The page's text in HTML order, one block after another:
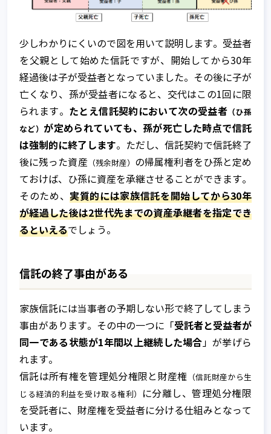
家族信託以外の財産管理・資産承継手
不動産承継対策として有効な家族信託
家族信託のメリットとデメリット
家族信託 開始時の課税関係
家族信託 契約中の課税関係
家族信託 終了時の課税関係
家族信託を始めるには
家族信託の相談窓口とは
ご相談～信託契約締結までの流れ
サービスのご利用に関する費用につい
Q&A
相談窓口全国TOP
少しわかりにくいので図を用いて説明します。受益者
を父親として始めた信託ですが、開始してから30年
経過後は子が受益者となっていました。その後に子が
亡くなり、孫が受益者になると、交代はこの1回に限
られます。 たとえ信託契約において次の受益者 （ひ孫
など） が定められていても、孫が死亡した時点で信託
は強制的に終了します。ただし、信託契約で信託終了
後に残った資産（残余財産） の帰属権利者をひ孫と定め
ておけば、ひ孫に資産を承継させることができます。
そのため、実質的には家族信託を開始してから30年
が経過した後は2世代先までの資産承継者を指定でき
るといえるでしょう。
信託の終了事由がある
家族信託には当事者の予期しない形で終了してしまう
事由があります。その中の一つに「受託者と受益者が
同一である状態が1年間以上継続した場合 」が挙げら
れます。
信託は所有権を管理処分権限と財産権 （信託財産から生
じる経済的利益を受け取る権利）
に分離し、管理処分権限
を受託者に、財産権を受益者に分ける仕組みとなって
います。